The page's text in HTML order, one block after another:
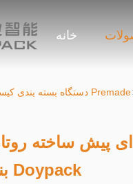
خانه
دستگاه بسته بندی کیسه ای Premade
پیش ساخته
بندی کیسه ایستاده Doypack